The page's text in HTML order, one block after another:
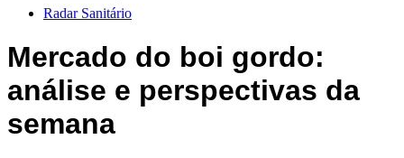
Radar Sanitário
Mercado do boi gordo:
análise e perspectivas da
semana